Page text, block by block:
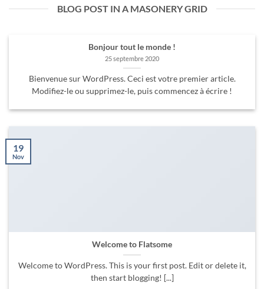
BLOG POST IN A MASONERY GRID
Bonjour tout le monde !
25 septembre 2020
Bienvenue sur WordPress. Ceci est votre premier article.
Modifiez-le ou supprimez-le, puis commencez à écrire !
Welcome to Flatsome
Welcome to WordPress. This is your first post. Edit or delete it,
then start blogging! [...]
19
Nov